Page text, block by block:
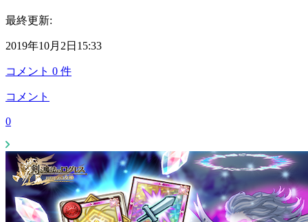
最終更新:
2019年10月2日15:33
コメント 0 件
コメント
0